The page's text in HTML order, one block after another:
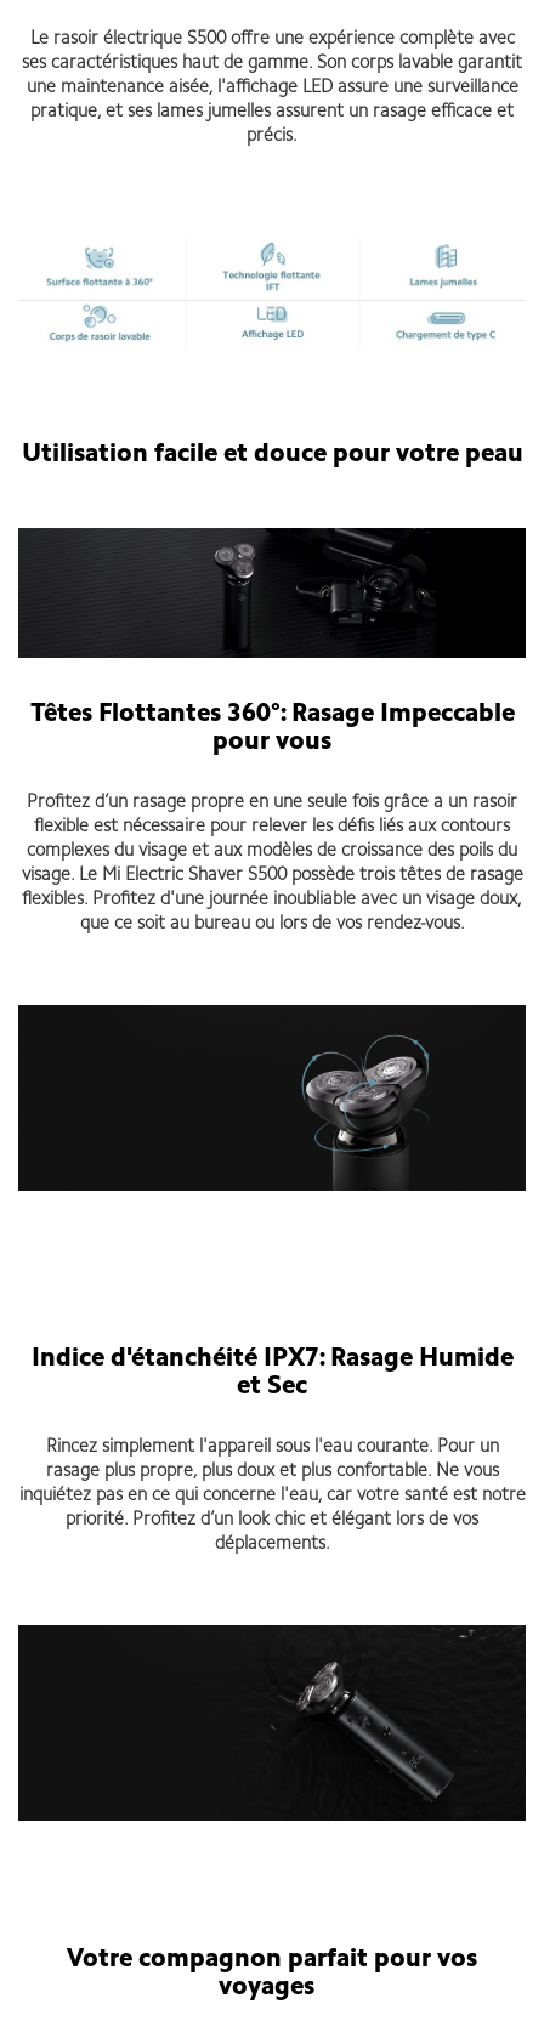
Le rasoir électrique S500 offre une expérience complète avec
ses caractéristiques haut de gamme. Son corps lavable garantit
une maintenance aisée, l'affichage LED assure une surveillance
pratique, et ses lames jumelles assurent un rasage efficace et
précis.
Utilisation facile et douce pour votre peau
Têtes Flottantes 360°: Rasage Impeccable
pour vous
Profitez d’un rasage propre en une seule fois grâce a un rasoir
flexible est nécessaire pour relever les défis liés aux contours
complexes du visage et aux modèles de croissance des poils du
visage. Le Mi Electric Shaver S500 possède trois têtes de rasage
flexibles. Profitez d'une journée inoubliable avec un visage doux,
que ce soit au bureau ou lors de vos rendez-vous.
Indice d'étanchéité IPX7: Rasage Humide
et Sec
Rincez simplement l'appareil sous l'eau courante. Pour un
rasage plus propre, plus doux et plus confortable. Ne vous
inquiétez pas en ce qui concerne l'eau, car votre santé est notre
priorité. Profitez d’un look chic et élégant lors de vos
déplacements.
Votre compagnon parfait pour vos
voyages